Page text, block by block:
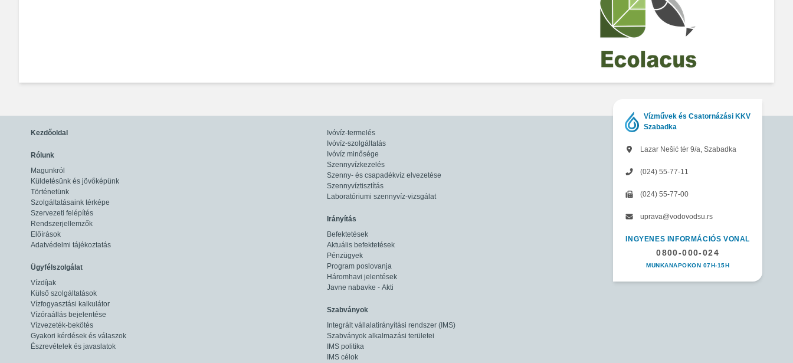
Kezdőoldal
Rólunk
Magunkról
Küldetésünk és jövőképünk
Történetünk
Szolgáltatásaink térképe
Szervezeti felépítés
Rendszerjellemzők
Előírások
Adatvédelmi tájékoztatás
Ügyfélszolgálat
Vízdíjak
Külső szolgáltatások
Vízfogyasztási kalkulátor
Vízóraállás bejelentése
Vízvezeték-bekötés
Gyakori kérdések és válaszok
Észrevételek és javaslatok
Ivóvíz-termelés
Ivóvíz-szolgáltatás
Ivóvíz minősége
Szennyvízkezelés
Szenny- és csapadékvíz elvezetése
Szennyvíztisztítás
Laboratóriumi szennyvíz-vizsgálat
Irányítás
Befektetések
Aktuális befektetések
Pénzügyek
Program poslovanja
Háromhavi jelentések
Javne nabavke - Akti
Szabványok
Integrált vállalatirányítási rendszer (IMS)
Szabványok alkalmazási területei
IMS politika
IMS célok
Vízművek és Csatornázási KKV
Szabadka
Lazar Nešić tér 9/a, Szabadka
(024) 55-77-11
(024) 55-77-00
uprava@vodovodsu.rs
INGYENES INFORMÁCIÓS VONAL
0800-000-024
MUNKANAPOKON 07H-15H